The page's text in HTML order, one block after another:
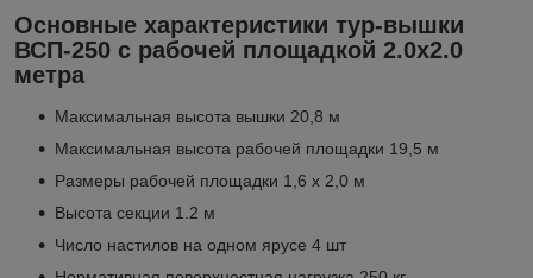
Основные характеристики тур-вышки
ВСП-250 с рабочей площадкой 2.0х2.0
метра
Максимальная высота вышки 20,8 м
Максимальная высота рабочей площадки 19,5 м
Размеры рабочей площадки 1,6 х 2,0 м
Высота секции 1.2 м
Число настилов на одном ярусе 4 шт